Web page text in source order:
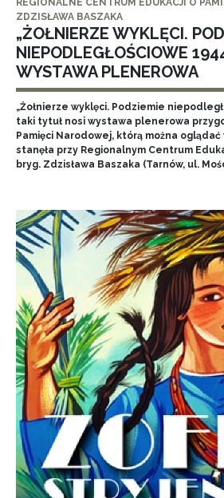
REGIONALNE CENTRUM EDUKACJI O
ZDZISŁAWA BASZAKA
„ŻOŁNIERZE WYKLĘCI.
NIEPODLEGŁOŚCIOWE
WYSTAWA PLENEROWA
„Żołnierze wyklęci. Podziemie
taki tytuł nosi wystawa plenerowa
Pamięci Narodowej, którą można
stanęła przy Regionalnym Centrum
bryg. Zdzisława Baszaka (Tarnów, ul.